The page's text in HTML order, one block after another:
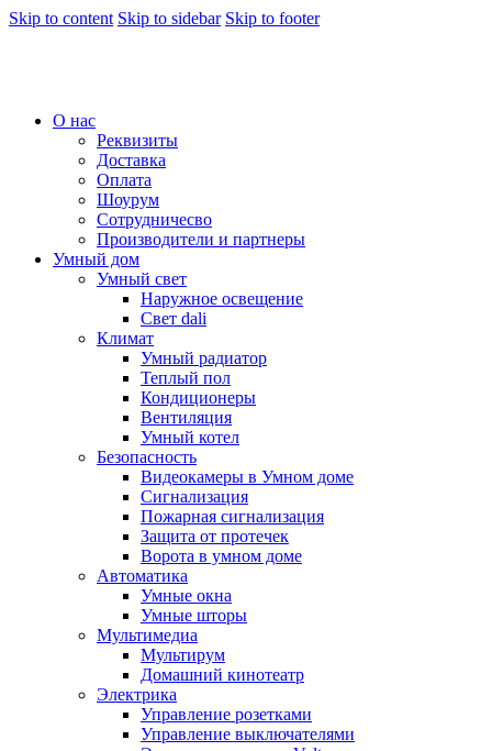
Skip to content Skip to sidebar Skip to footer
О нас
Реквизиты
Доставка
Оплата
Шоурум
Сотрудничесво
Производители и партнеры
Умный дом
Умный свет
Наружное освещение
Свет dali
Климат
Умный радиатор
Теплый пол
Кондиционеры
Вентиляция
Умный котел
Безопасность
Видеокамеры в Умном доме
Сигнализация
Пожарная сигнализация
Защита от протечек
Ворота в умном доме
Автоматика
Умные окна
Умные шторы
Мультимедиа
Мультирум
Домашний кинотеатр
Электрика
Управление розетками
Управление выключателями